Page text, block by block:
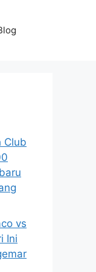
Club
vs
Ini